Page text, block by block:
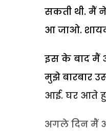
सकती थी. मैं
आ जाओ. शायद
इस के बाद मैं
मुझे बारबार
आई. घर आते
अगले दिन मैं